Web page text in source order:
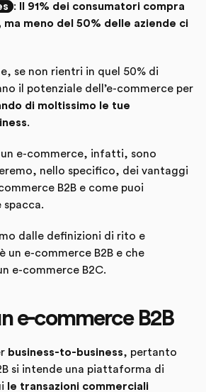
: Il 91% dei consumatori compra
meno del 50% delle aziende ci
se non rientri in quel 50% di
il potenziale dell’e-commerce per
di moltissimo le tue
.
un e-commerce, infatti, sono
nello specifico, dei vantaggi
B2B e come puoi
spacca.
dalle definizioni di rito e
un e-commerce B2B e che
e-commerce B2C.
e-commerce B2B
business-to-business, pertanto
si intende una piattaforma di
le transazioni commerciali